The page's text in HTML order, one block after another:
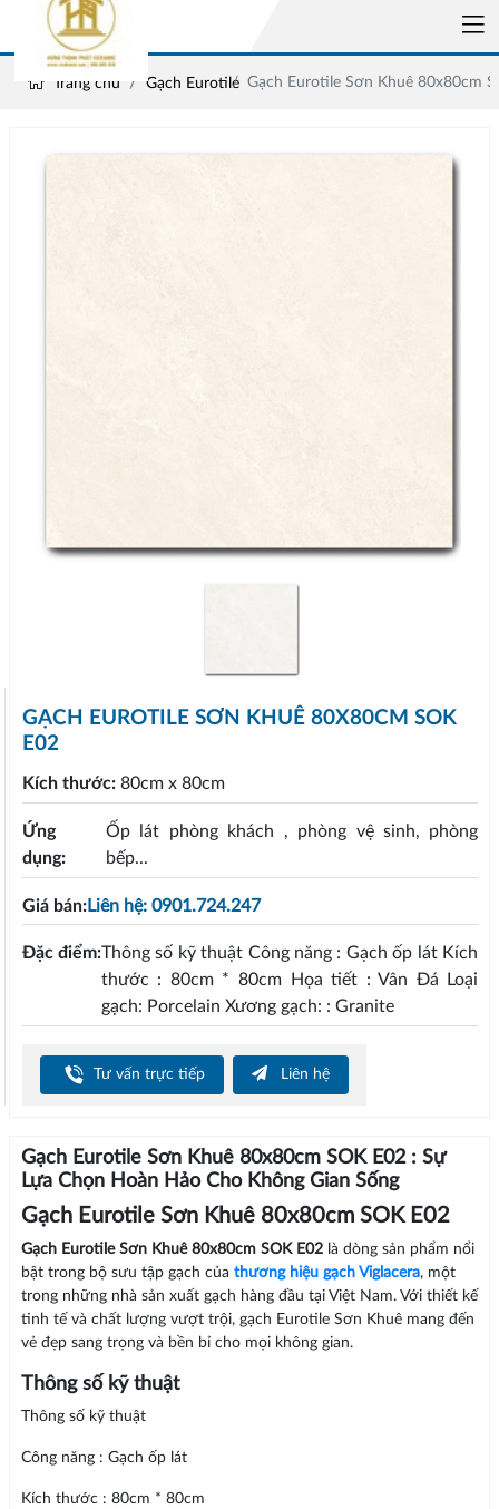
Trang chủ Gạch Eurotile Gạch Eurotile Sơn Khuê 80x80cm
GẠCH EUROTILE SƠN KHUÊ 80X80CM SOK
E02
Kích thước: 80cm x 80cm
Ứng
dụng:
Ốp lát phòng khách , phòng vệ sinh, phòng
bếp...
Giá bán:Liên hệ: 0901.724.247
Đặc điểm:Thông số kỹ thuật Công năng : Gạch ốp lát Kích
thước : 80cm * 80cm Họa tiết : Vân Đá Loại
gạch: Porcelain Xương gạch: : Granite
Tư vấn trực tiếp Liên hệ
Gạch Eurotile Sơn Khuê 80x80cm SOK E02 : Sự
Lựa Chọn Hoàn Hảo Cho Không Gian Sống
Gạch Eurotile Sơn Khuê 80x80cm SOK E02
Gạch Eurotile Sơn Khuê 80x80cm SOK E02 là dòng sản phẩm nổi
bật trong bộ sưu tập gạch của thương hiệu gạch Viglacera, một
trong những nhà sản xuất gạch hàng đầu tại Việt Nam. Với thiết kế
tinh tế và chất lượng vượt trội, gạch Eurotile Sơn Khuê mang đến
vẻ đẹp sang trọng và bền bỉ cho mọi không gian.
Thông số kỹ thuật
Thông số kỹ thuật
Công năng : Gạch ốp lát
Kích thước : 80cm * 80cm